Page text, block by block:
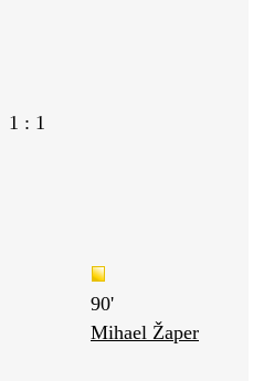
1 : 1
90'
Mihael Žaper